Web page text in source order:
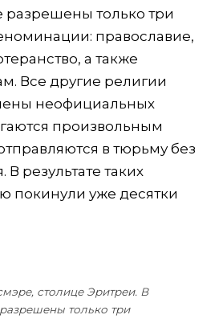
разрешены только три
православие,
а также
Все другие религии
неофициальных
произвольным
в тюрьму без
В результате таких
покинули уже десятки
столице Эритреи. В
только три